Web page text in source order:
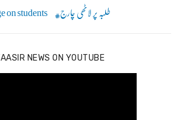
on students طلبہ پر لاٹھی چارج
NEWS ON YOUTUBE